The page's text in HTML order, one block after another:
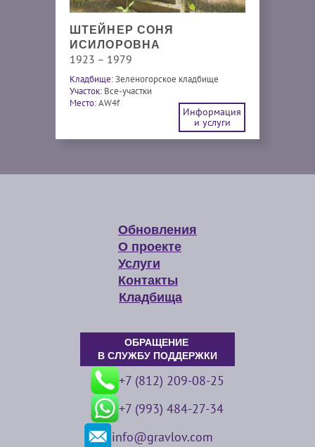
ШТЕЙНЕР СОНЯ
ИСИЛОРОВНА
1923 – 1979
Кладбище:Зеленогорское кладбище
Участок: Все-участки
Место:AW4f
Информация
и услуги
Обновления
О проекте
Услуги
Контакты
Кладбища
ОБРАЩЕНИЕ
В СЛУЖБУ ПОДДЕРЖКИ
+7 (812) 209-08-25
+7 (993) 484-27-34
info@gravlov.com